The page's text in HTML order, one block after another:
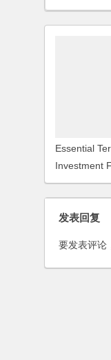
Essential
Investment
发表回复
要发表评论